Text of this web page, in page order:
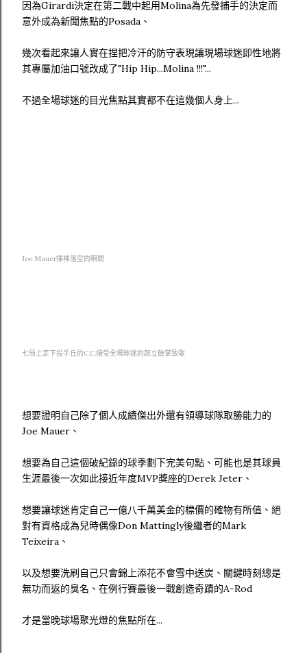
因為Girardi決定在第二戰中起用Molina為先發捕手的決定而
意外成為新聞焦點的Posada、
幾次看起來讓人實在捏把冷汗的防守表現讓現場球迷即性地將
其專屬加油口號改成了"Hip Hip...Molina !!!"...
不過全場球迷的目光焦點其實都不在這幾個人身上...
Joe Mauer揮棒落空的瞬間
七局上走下投手丘的C.C.接受全場球迷的起立鼓掌致敬
想要證明自己除了個人成績傑出外還有領導球隊取勝能力的
Joe Mauer、
想要為自己這個破紀錄的球季劃下完美句點、可能也是其球員
生涯最後一次如此接近年度MVP獎座的Derek Jeter、
想要讓球迷肯定自己一億八千萬美金的標價的確物有所值、絕
對有資格成為兒時偶像Don Mattingly後繼者的Mark
Teixeira、
以及想要洗刷自己只會錦上添花不會雪中送炭、關鍵時刻總是
無功而返的臭名、在例行賽最後一戰創造奇蹟的A-Rod
才是當晚球場聚光燈的焦點所在...